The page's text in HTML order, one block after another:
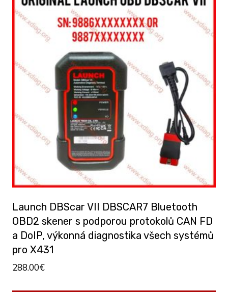
Launch DBScar VII DBSCAR7 Bluetooth
OBD2 skener s podporou protokolů CAN FD
a DoIP, výkonná diagnostika všech systémů
pro X431
288.00€